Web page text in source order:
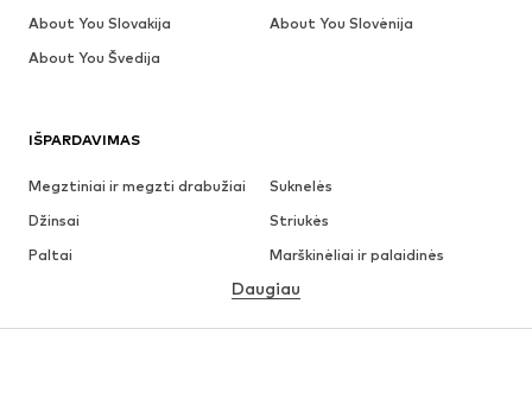
IŠPARDAVIMAS
Megztiniai ir megzti drabužiai
Suknelės
Džinsai
Striukės
Paltai
Marškinėliai ir palaidinės
Apatiniai
Daugiau
About You Slovakija
About You Slovėnija
About You Švedija